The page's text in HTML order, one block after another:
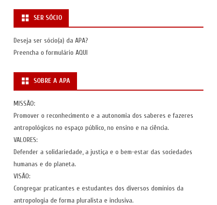
SER SÓCIO
Deseja ser sócio(a) da APA?
Preencha o formulário AQUI
SOBRE A APA
MISSÃO:
Promover o reconhecimento e a autonomia dos saberes e fazeres
antropológicos no espaço público, no ensino e na ciência.
VALORES:
Defender a solidariedade, a justiça e o bem-estar das sociedades
humanas e do planeta.
VISÃO:
Congregar praticantes e estudantes dos diversos domínios da
antropologia de forma pluralista e inclusiva.